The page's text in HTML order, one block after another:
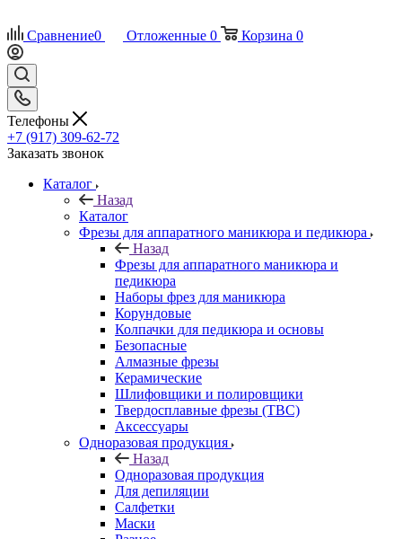
Сравнение0 Отложенные 0 Корзина 0
Телефоны
+7 (917) 309-62-72
Заказать звонок
Каталог
Назад
Каталог
Фрезы для аппаратного маникюра и педикюра
Назад
Фрезы для аппаратного маникюра и
педикюра
Наборы фрез для маникюра
Корундовые
Колпачки для педикюра и основы
Безопасные
Алмазные фрезы
Керамические
Шлифовщики и полировщики
Твердосплавные фрезы (ТВС)
Аксессуары
Одноразовая продукция
Назад
Одноразовая продукция
Для депиляции
Салфетки
Маски